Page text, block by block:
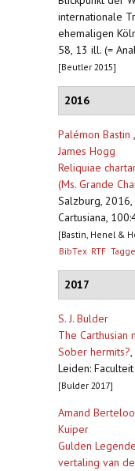
internationale
ehemaligen
58, 13 ill. (=
[Beutler 2015]
2016
Palémon Bastin
James Hogg
Reliquiae
(Ms. Grande
Salzburg,
Cartusiana,
[Bastin, Henel &
BibTex RTF
2017
S. J. Bulder
The
Sober hermits?,
Leiden:
[Bulder 2017]
Amand
Kuiper
Gulden
vertaling van